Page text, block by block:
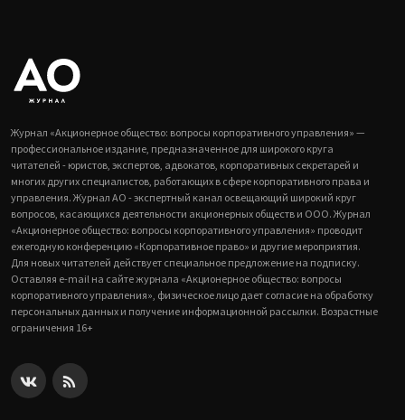
Журнал «Акционерное общество: вопросы корпоративного управления» —
профессиональное издание, предназначенное для широкого круга
читателей - юристов, экспертов, адвокатов, корпоративных секретарей и
многих других специалистов, работающих в сфере корпоративного права и
управления. Журнал АО - экспертный канал освещающий широкий круг
вопросов, касающихся деятельности акционерных обществ и ООО. Журнал
«Акционерное общество: вопросы корпоративного управления» проводит
ежегодную конференцию «Корпоративное право» и другие мероприятия.
Для новых читателей действует специальное предложение на подписку.
Оставляя e-mail на сайте журнала «Акционерное общество: вопросы
корпоративного управления», физическое лицо дает согласие на обработку
персональных данных и получение информационной рассылки. Возрастные
ограничения 16+